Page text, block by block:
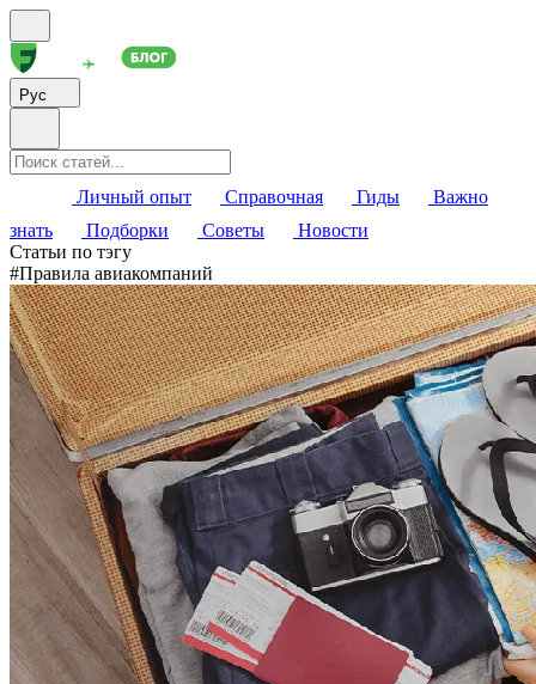
Рус
Личный опыт Справочная Гиды
Важно
знать
Подборки Советы
Новости
Статьи по тэгу
#Правила авиакомпаний